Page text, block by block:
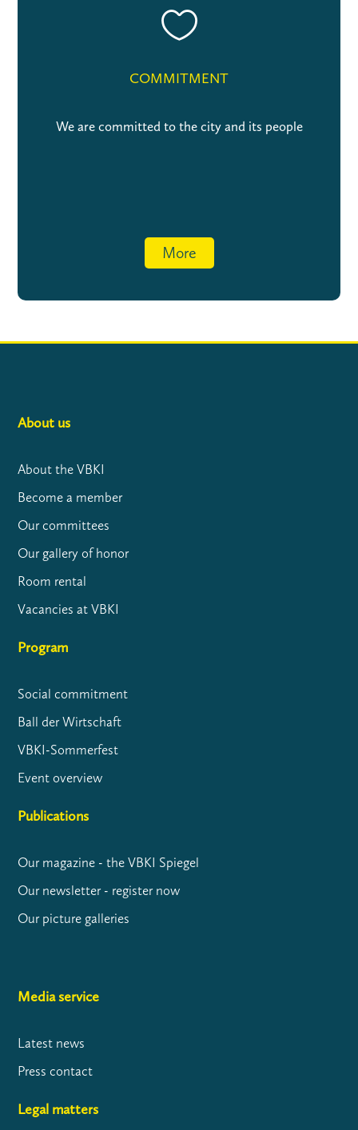

COMMITMENT
We are committed to the city and its people
More
About us
About the VBKI
Become a member
Our committees
Our gallery of honor
Room rental
Vacancies at VBKI
Program
Social commitment
Ball der Wirtschaft
VBKI-Sommerfest
Event overview
Publications
Our magazine - the VBKI Spiegel
Our newsletter - register now
Our picture galleries
Media service
Latest news
Press contact
Legal matters